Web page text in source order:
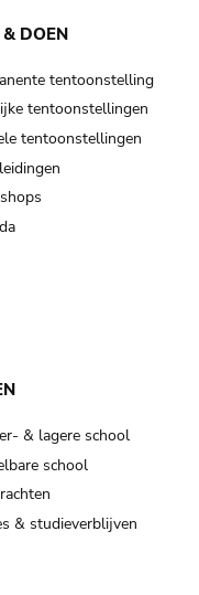
& DOEN
tentoonstelling
tentoonstellingen
tentoonstellingen
& lagere school
school
& studieverblijven